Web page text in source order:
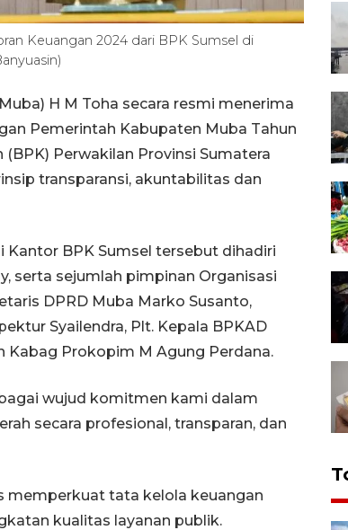
Keuangan 2024 dari BPK Sumsel di
H M Toha secara resmi menerima
Pemerintah Kabupaten Muba Tahun
Perwakilan Provinsi Sumatera
transparansi, akuntabilitas dan
Kantor BPK Sumsel tersebut dihadiri
serta sejumlah pimpinan Organisasi
DPRD Muba Marko Susanto,
Syailendra, Plt. Kepala BPKAD
Kabag Prokopim M Agung Perdana.
wujud komitmen kami dalam
secara profesional, transparan, dan
memperkuat tata kelola keuangan
kualitas layanan publik.